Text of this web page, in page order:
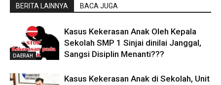
BERITA LAINNYA BACA JUGA
DAERAH
Kasus Kekerasan Anak Oleh Kepala
Sekolah SMP 1 Sinjai dinilai Janggal,
Sangsi Disiplin Menanti???
Kasus Kekerasan Anak di Sekolah, Unit